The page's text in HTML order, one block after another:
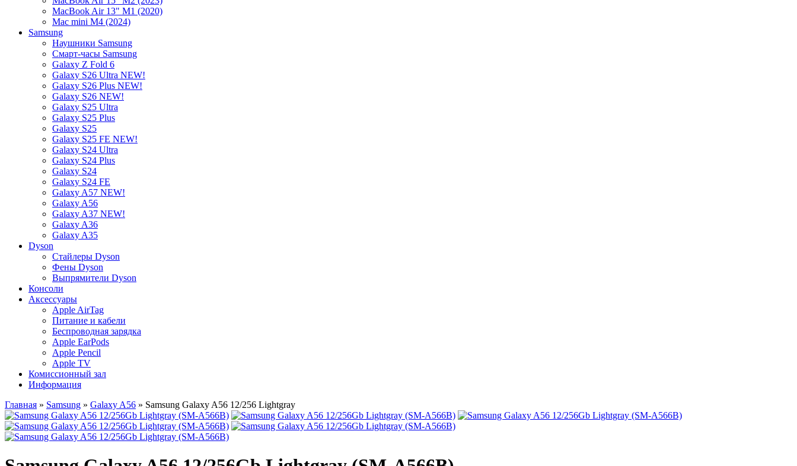
MacBook Air 13" M1 (2020)
Mac mini M4 (2024)
Samsung
Наушники Samsung
Смарт-часы Samsung
Galaxy Z Fold 6
Galaxy S26 Ultra NEW!
Galaxy S26 Plus NEW!
Galaxy S26 NEW!
Galaxy S25 Ultra
Galaxy S25 Plus
Galaxy S25
Galaxy S25 FE NEW!
Galaxy S24 Ultra
Galaxy S24 Plus
Galaxy S24
Galaxy S24 FE
Galaxy A57 NEW!
Galaxy A56
Galaxy A37 NEW!
Galaxy A36
Galaxy A35
Dyson
Стайлеры Dyson
Фены Dyson
Выпрямители Dyson
Консоли
Аксессуары
Apple AirTag
Питание и кабели
Беспроводная зарядка
Apple EarPods
Apple Pencil
Apple TV
Комиссионный зал
Информация
Главная » Samsung » Galaxy A56 » Samsung Galaxy A56 12/256 Lightgray